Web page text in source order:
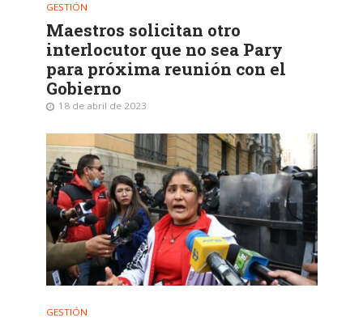
GESTIÓN
Maestros solicitan otro
interlocutor que no sea Pary
para próxima reunión con el
Gobierno
18 de abril de 2023
GESTIÓN